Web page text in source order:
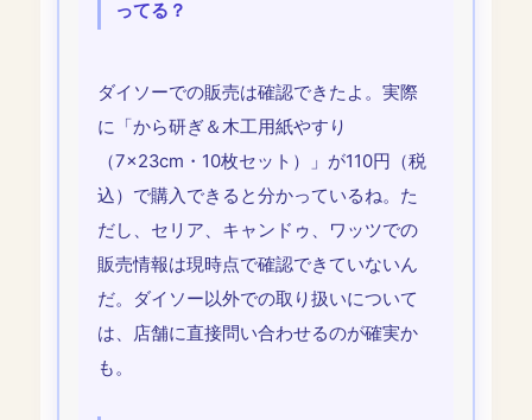
ってる？
ダイソーでの販売は確認できたよ。実際
に「から研ぎ＆木工用紙やすり
（7×23cm・10枚セット）」が110円（税
込）で購入できると分かっているね。た
だし、セリア、キャンドゥ、ワッツでの
販売情報は現時点で確認できていないん
だ。ダイソー以外での取り扱いについて
は、店舗に直接問い合わせるのが確実か
も。